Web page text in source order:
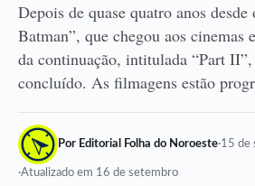
Depois de quase quatro anos desde
Batman”, que chegou aos cinemas
da continuação, intitulada “Part
concluído. As filmagens estão
Por Editorial Folha do Noroeste·15 de
·Atualizado em 16 de setembro